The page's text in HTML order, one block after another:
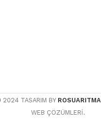
2024 TASARIM BY ROSUARITMA
WEB ÇÖZÜMLERİ.